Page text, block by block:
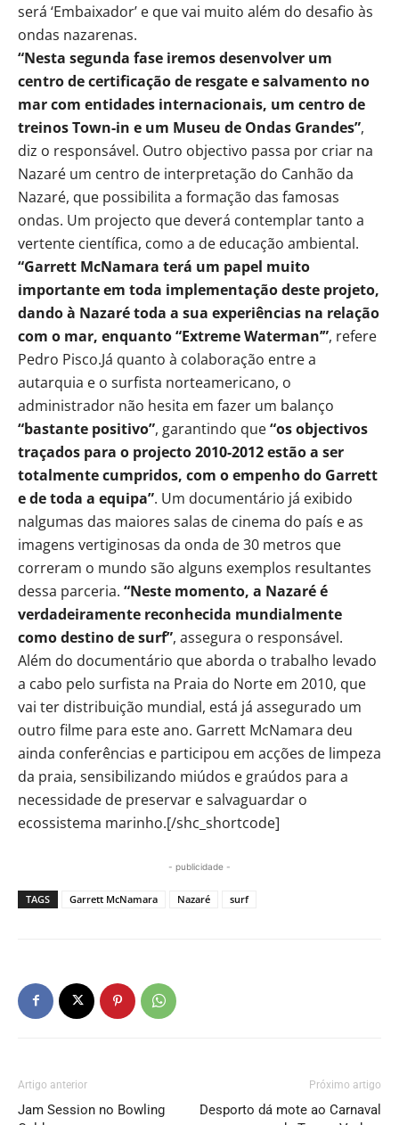
será ‘Embaixador’ e que vai muito além do desafio às
ondas nazarenas.
“Nesta segunda fase iremos desenvolver um
centro de certificação de resgate e salvamento no
mar com entidades internacionais, um centro de
treinos Town-in e um Museu de Ondas Grandes”,
diz o responsável. Outro objectivo passa por criar na
Nazaré um centro de interpretação do Canhão da
Nazaré, que possibilita a formação das famosas
ondas. Um projecto que deverá contemplar tanto a
vertente científica, como a de educação ambiental.
“Garrett McNamara terá um papel muito
importante em toda implementação deste projeto,
dando à Nazaré toda a sua experiências na relação
com o mar, enquanto “Extreme Waterman’”, refere
Pedro Pisco.Já quanto à colaboração entre a
autarquia e o surfista norteamericano, o
administrador não hesita em fazer um balanço
“bastante positivo”, garantindo que“os objectivos
traçados para o projecto 2010-2012 estão a ser
totalmente cumpridos, com o empenho do Garrett
e de toda a equipa”. Um documentário já exibido
nalgumas das maiores salas de cinema do país e as
imagens vertiginosas da onda de 30 metros que
correram o mundo são alguns exemplos resultantes
dessa parceria. “Neste momento, a Nazaré é
verdadeiramente reconhecida mundialmente
como destino de surf”, assegura o responsável.
Além do documentário que aborda o trabalho levado
a cabo pelo surfista na Praia do Norte em 2010, que
vai ter distribuição mundial, está já assegurado um
outro filme para este ano. Garrett McNamara deu
ainda conferências e participou em acções de limpeza
da praia, sensibilizando miúdos e graúdos para a
necessidade de preservar e salvaguardar o
ecossistema marinho.[/shc_shortcode]
- publicidade -
TAGS Garrett McNamara Nazaré surf
Artigo anterior
Jam Session no Bowling
Próximo artigo
Desporto dá mote ao Carnaval